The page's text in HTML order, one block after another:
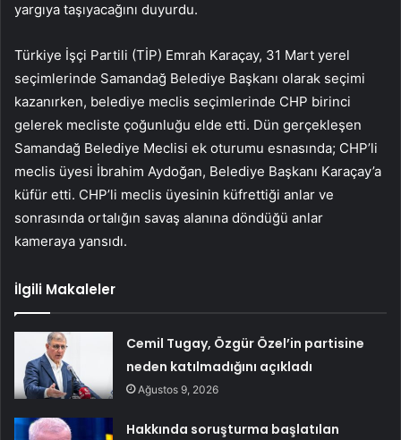
yargıya taşıyacağını duyurdu.
Türkiye İşçi Partili (TİP) Emrah Karaçay, 31 Mart yerel
seçimlerinde Samandağ Belediye Başkanı olarak seçimi
kazanırken, belediye meclis seçimlerinde CHP birinci
gelerek mecliste çoğunluğu elde etti. Dün gerçekleşen
Samandağ Belediye Meclisi ek oturumu esnasında; CHP’li
meclis üyesi İbrahim Aydoğan, Belediye Başkanı Karaçay’a
küfür etti. CHP’li meclis üyesinin küfrettiği anlar ve
sonrasında ortalığın savaş alanına döndüğü anlar
kameraya yansıdı.
İlgili Makaleler
Cemil Tugay, Özgür Özel’in partisine
neden katılmadığını açıkladı
Ağustos 9, 2026
Hakkında soruşturma başlatılan